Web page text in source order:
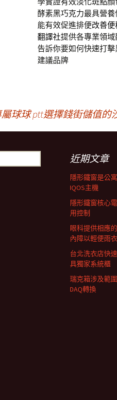
酵素黑巧克力最具營養
能有效促進排便改善便
翻譯社提供各專業領
告訴你要如何快速打
建議品牌
球球 ptt選擇錢街儲值的
近期文章
隱形鐵窗是公
IQOS主機
隱形鐵窗核心
用控制
眼科提供相應
內障以輕便雨衣
台北洗衣店快
具獨家系統櫃
瑞克箱涉及範
DAQ轉換